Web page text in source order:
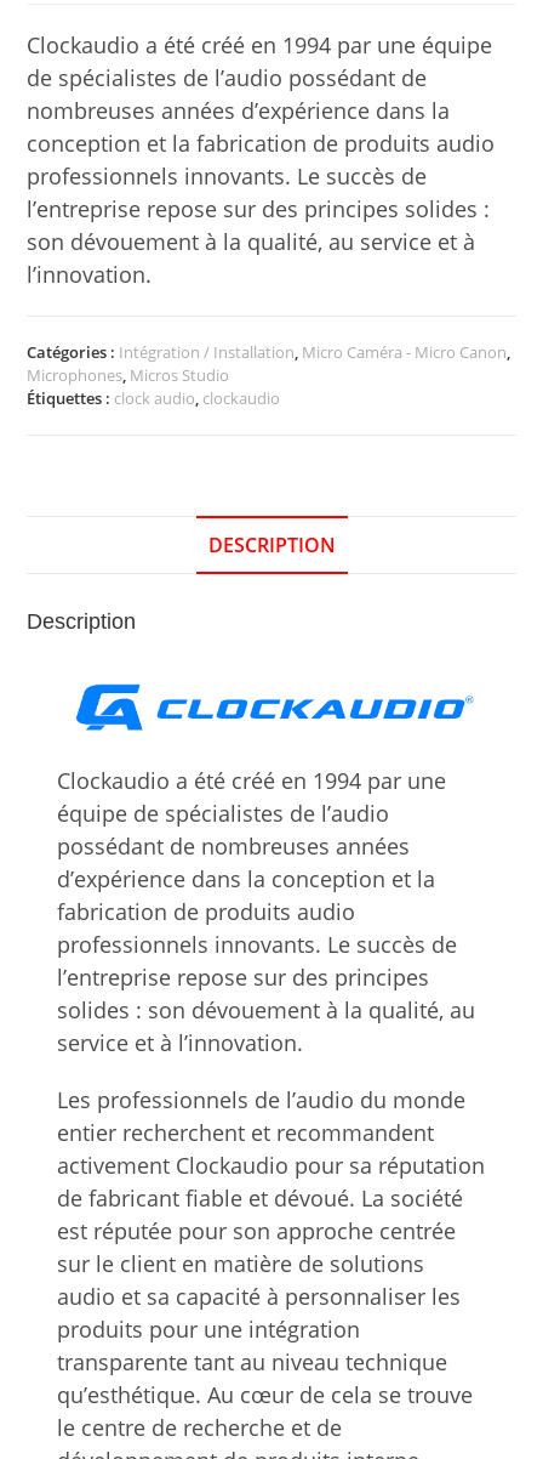
Clockaudio a été créé en 1994 par une équipe
de spécialistes de l’audio possédant de
nombreuses années d’expérience dans la
conception et la fabrication de produits audio
professionnels innovants. Le succès de
l’entreprise repose sur des principes solides :
son dévouement à la qualité, au service et à
l’innovation.
Catégories : Intégration / Installation, Micro Caméra - Micro Canon,
Microphones, Micros Studio
Étiquettes : clock audio, clockaudio
DESCRIPTION
Description
Clockaudio a été créé en 1994 par une
équipe de spécialistes de l’audio
possédant de nombreuses années
d’expérience dans la conception et la
fabrication de produits audio
professionnels innovants. Le succès de
l’entreprise repose sur des principes
solides : son dévouement à la qualité, au
service et à l’innovation.
Les professionnels de l’audio du monde
entier recherchent et recommandent
activement Clockaudio pour sa réputation
de fabricant fiable et dévoué. La société
est réputée pour son approche centrée
sur le client en matière de solutions
audio et sa capacité à personnaliser les
produits pour une intégration
transparente tant au niveau technique
qu’esthétique. Au cœur de cela se trouve
le centre de recherche et de